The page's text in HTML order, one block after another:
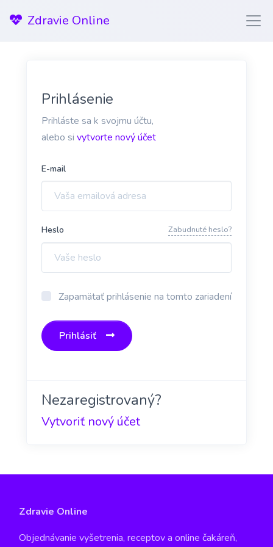
Zdravie Online
Prihlásenie
Prihláste sa k svojmu účtu,
alebo si vytvorte nový účet
E-mail
Heslo Zabudnuté heslo?
Zapamätať prihlásenie na tomto zariadení
Prihlásiť
Nezaregistrovaný?
Vytvoriť nový účet
Zdravie Online
Objednávanie vyšetrenia, receptov a online čakáreň,